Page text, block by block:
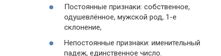
Постоянные признаки: собственное,
одушевлённое, мужской род, 1-е
склонение,
Непостоянные признаки: именительный
падеж, единственное число.